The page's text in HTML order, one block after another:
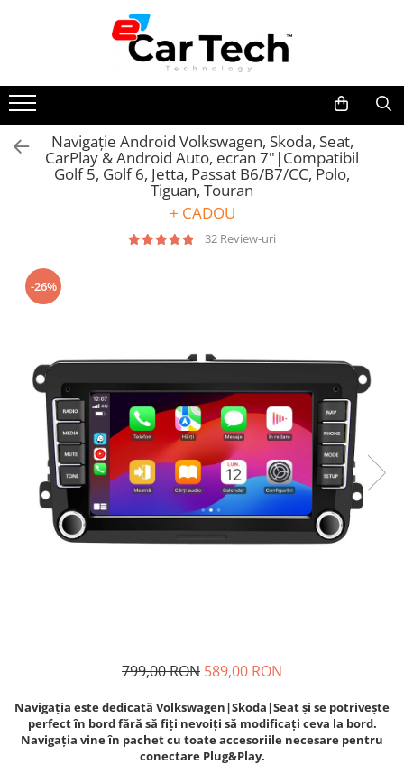
Summer sale
Navigatie dedicata
Navigatii Volkswagen
Navigatii Ford
Navigatii Opel
Navigatii Dacia
Navigatii Peugeot
Navigatii Audi
Navigatii BMW
Navigatii Mercedes
Navigatii Fiat
Navigatii Nissan
Navigatii Renault
Navigatii Mazda
Navigație Android Volkswagen, Skoda, Seat,
CarPlay & Android Auto, ecran 7"|Compatibil
Golf 5, Golf 6, Jetta, Passat B6/B7/CC, Polo,
Tiguan, Touran
+ CADOU
32 Review-uri
-26%
799,00 RON 589,00 RON
Navigația este dedicată Volkswagen|Skoda|Seat și se potrivește
perfect în bord fără să fiți nevoiți să modificați ceva la bord.
Navigația vine în pachet cu toate accesoriile necesare pentru
conectare Plug&Play.